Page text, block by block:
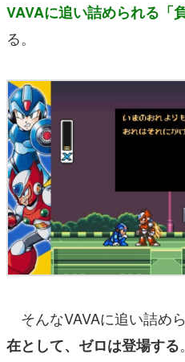
VAVAに追い詰められる「
る。
そんなVAVAに追い詰め
在として、ゼロは登場する。